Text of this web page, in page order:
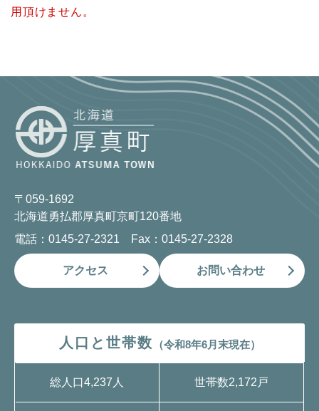
用頂けません。
〒059-1692
北海道勇払郡厚真町京町120番地
電話：0145-27-2321 Fax：0145-27-2328
アクセス お問い合わせ
人口と世帯数 （令和8年6月末現在）
総人口4,237人 世帯数2,172戸